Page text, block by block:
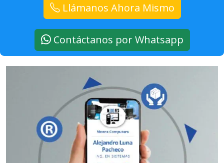
Llámanos Ahora Mismo
Contáctanos por Whatsapp